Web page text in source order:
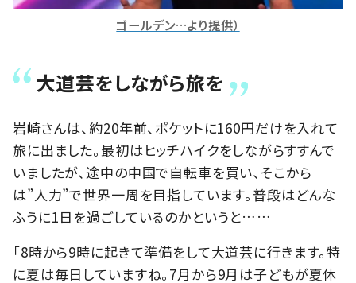
ゴールデン…より提供）
大道芸をしながら旅を
岩崎さんは、約20年前、ポケットに160円だけを入れて
旅に出ました。最初はヒッチハイクをしながらすすんで
いましたが、途中の中国で自転車を買い、そこから
は”人力”で世界一周を目指しています。普段はどんな
ふうに1日を過ごしているのかというと……
「8時から9時に起きて準備をして大道芸に行きます。特
に夏は毎日していますね。7月から9月は子どもが夏休